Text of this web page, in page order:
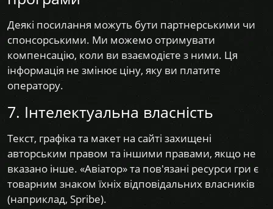
Деякі посилання можуть бути партнерськими чи
спонсорськими. Ми можемо отримувати
компенсацію, коли ви взаємодієте з ними. Ця
інформація не змінює ціну, яку ви платите
оператору.
7. Інтелектуальна власність
Текст, графіка та макет на сайті захищені
авторським правом та іншими правами, якщо не
вказано інше. «Авіатор» та пов'язані ресурси гри є
товарним знаком їхніх відповідальних власників
(наприклад, Spribe).